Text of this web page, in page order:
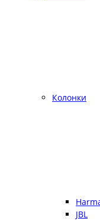
Колонки
JBL